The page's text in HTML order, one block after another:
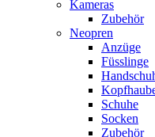
Kameras
Zubehör
Neopren
Anzüge
Füsslinge
Schuhe
Socken
Zubehör